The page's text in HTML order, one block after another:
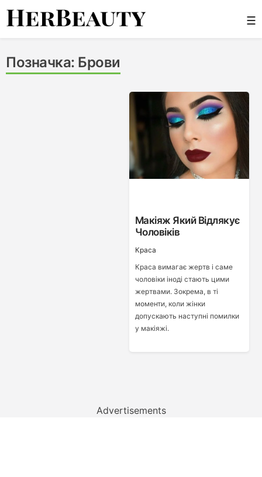
Skip
☰
Позначка: Брови
Макіяж Який Відлякує
Чоловіків
Краса
Краса вимагає жертв і саме
чоловіки іноді стають цими
жертвами. Зокрема, в ті
моменти, коли жінки
допускають наступні помилки
у макіяжі.
Advertisements